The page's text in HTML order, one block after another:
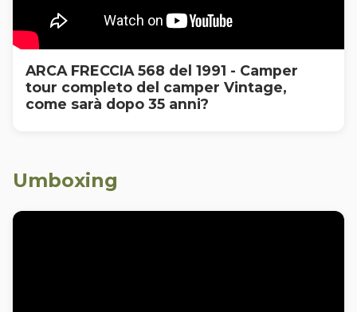
ARCA FRECCIA 568 del 1991 - Camper
tour completo del camper Vintage,
come sarà dopo 35 anni?
Umboxing